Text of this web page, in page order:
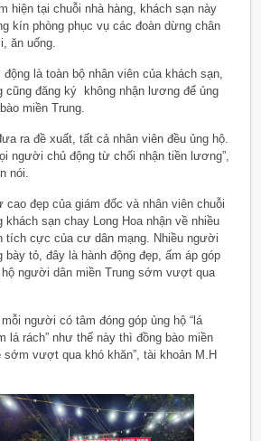
hiện tại chuỗi nhà hàng, khách sạn này
kín phòng phục vụ các đoàn dừng chân
ăn uống.
là toàn bộ nhân viên của khách sạn,
cũng đăng ký không nhận lương để ủng
miền Trung.
ra đề xuất, tất cả nhân viên đều ủng hộ.
người chủ động từ chối nhận tiền lương”,
nói.
cao đẹp của giám đốc và nhân viên chuỗi
khách sạn chay Long Hoa nhận về nhiều
tích cực của cư dân mạng. Nhiều người
bày tỏ, đây là hành động đẹp, ấm áp góp
người dân miền Trung sớm vượt qua
mỗi người có tâm đóng góp ủng hộ “lá
lá rách” như thế này thì đồng bào miền
sớm vượt qua khó khăn”, tài khoản M.H